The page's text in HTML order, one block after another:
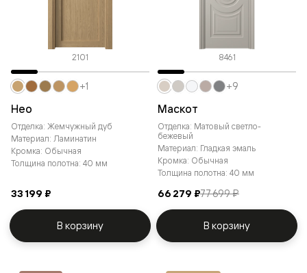
2101
Нео
Отделка: Жемчужный дуб
Материал: Ламинатин
Кромка: Обычная
Толщина полотна: 40 мм
33 199 ₽
+1
В корзину
8461
Маскот
Отделка: Матовый светло-
бежевый
Материал: Гладкая эмаль
Кромка: Обычная
Толщина полотна: 40 мм
66 279 ₽77 699 ₽
+9
В корзину